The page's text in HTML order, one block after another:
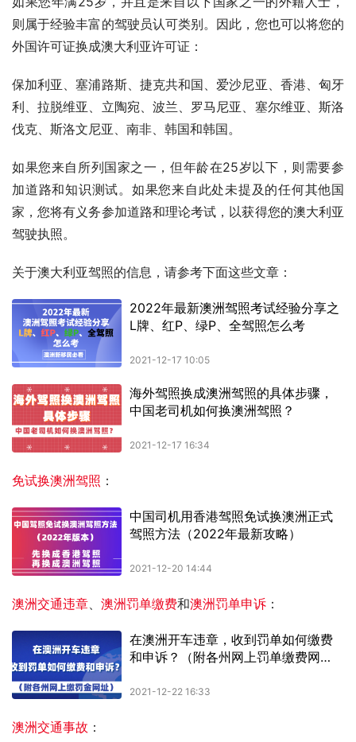
则属于经验丰富的驾驶员认可类别。因此，您也可以将您的
外国许可证换成澳大利亚许可证：
保加利亚、塞浦路斯、捷克共和国、爱沙尼亚、香港、匈牙
利、拉脱维亚、立陶宛、波兰、罗马尼亚、塞尔维亚、斯洛
伐克、斯洛文尼亚、南非、韩国和韩国。
如果您来自所列国家之一，但年龄在25岁以下，则需要参
加道路和知识测试。如果您来自此处未提及的任何其他国
家，您将有义务参加道路和理论考试，以获得您的澳大利亚
驾驶执照。
关于澳大利亚驾照的信息，请参考下面这些文章：
免试换澳洲驾照 ：
澳洲交通违章、 澳洲罚单缴费和澳洲罚单申诉 ：
澳洲交通事故 ：